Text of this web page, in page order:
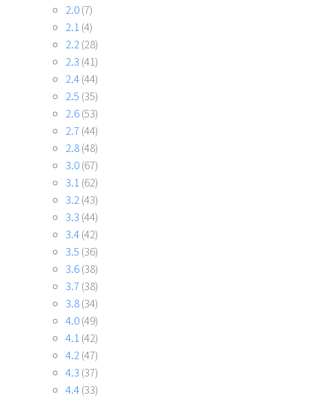
2.0(7)
2.1 (4)
2.2 (28)
2.3 (41)
2.4(44)
2.5 (35)
2.6(53)
2.7 (44)
2.8(48)
3.0(67)
3.1 (62)
3.2 (43)
3.3 (44)
3.4(42)
3.5 (36)
3.6(38)
3.7 (38)
3.8(34)
4.0(49)
4.1 (42)
4.2 (47)
4.3 (37)
4.4(33)